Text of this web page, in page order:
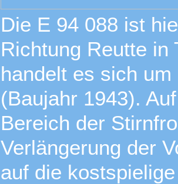
Die E 94 088 ist
Richtung Reutte in
handelt es sich
(Baujahr 1943).
Bereich der
Verlängerung der
auf die